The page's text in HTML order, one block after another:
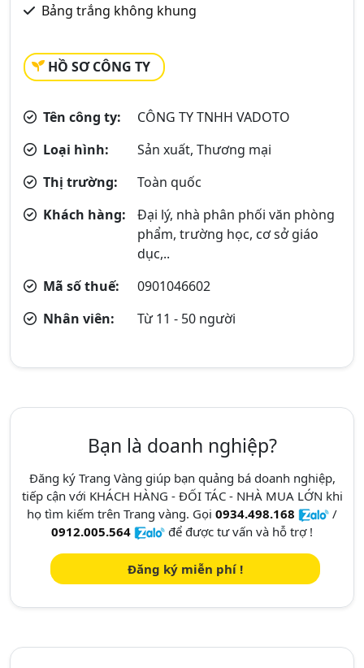
Bảng trắng không khung
HỒ SƠ CÔNG TY
Tên công ty:
CÔNG TY TNHH VADOTO
Loại hình:
Sản xuất, Thương mại
Thị trường:
Toàn quốc
Khách hàng:
Đại lý, nhà phân phối văn phòng
phẩm, trường học, cơ sở giáo
dục,..
Mã số thuế:
0901046602
Nhân viên:
Từ 11 - 50 người
Bạn là doanh nghiệp?
Đăng ký Trang Vàng giúp bạn quảng bá doanh nghiệp,
tiếp cận với KHÁCH HÀNG - ĐỐI TÁC - NHÀ MUA LỚN khi
họ tìm kiếm trên Trang vàng. Gọi 0934.498.168
/
0912.005.564
để được tư vấn và hỗ trợ !
Đăng ký miễn phí !